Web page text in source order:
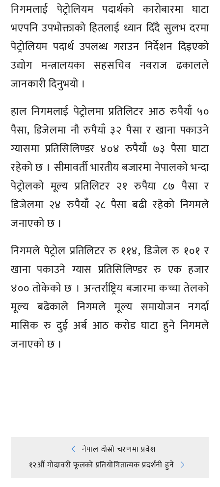
निगमलाई पेट्रोलियम पदार्थको कारोबारमा घाटा
भएपनि उपभोक्ताको हितलाई ध्यान दिँदै सुलभ दरमा
पेट्रोलियम पदार्थ उपलब्ध गराउन निर्देशन दिइएको
उद्योग मन्त्रालयका सहसचिव नवराज ढकालले
जानकारी दिनुभयो ।
हाल निगमलाई पेट्रोलमा प्रतिलिटर आठ रुपैयाँ ५०
पैसा, डिजेलमा नौ रुपैयाँ ३२ पैसा र खाना पकाउने
ग्यासमा प्रतिसिलिण्डर ४०४ रुपैयाँ ७३ पैसा घाटा
रहेको छ । सीमावर्ती भारतीय बजारमा नेपालको भन्दा
पेट्रोलको मूल्य प्रतिलिटर २१ रुपैया ८७ पैसा र
डिजेलमा २४ रुपैयाँ २८ पैसा बढी रहेको निगमले
जनाएको छ ।
निगमले पेट्रोल प्रतिलिटर रु ११४, डिजेल रु १०१ र
खाना पकाउने ग्यास प्रतिसिलिण्डर रु एक हजार
४०० तोकेको छ । अन्तर्राष्ट्रिय बजारमा कच्चा तेलको
मूल्य बढेकाले निगमले मूल्य समायोजन नगर्दा
मासिक रु दुई अर्ब आठ करोड घाटा हुने निगमले
जनाएको छ ।
Post
नेपाल दोस्रो चरणमा प्रवेश
१२औं गोदावरी फूलको प्रतियोगितात्मक प्रदर्शनी हुने